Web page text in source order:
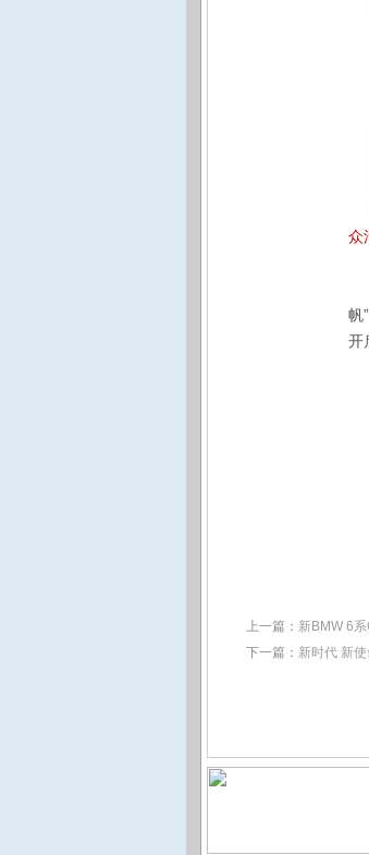
众
帆
开
上一篇： 新BMW 6
下一篇： 新时代 新